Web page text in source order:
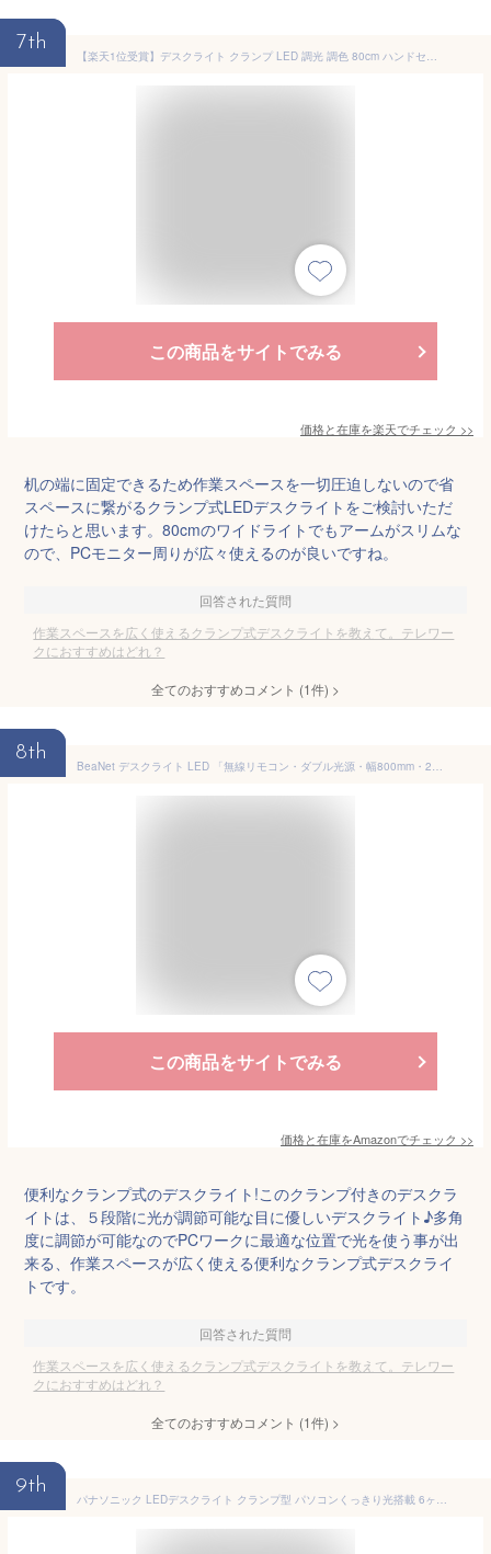
7th
【楽天1位受賞】デスクライト クランプ LED 調光 調色 80cm ハンドセンサー ワイド 学習机 おしゃれ モニターライト 電気スタンド LEDライト 卓上ライト クランプ式 センサーでオンオフ 暖色 コンセント 広範囲点灯 子供 読書 勉強
この商品をサイトでみる
価格と在庫を楽天でチェック >>
机の端に固定できるため作業スペースを一切圧迫しないので省
スペースに繋がるクランプ式LEDデスクライトをご検討いただ
けたらと思います。80cmのワイドライトでもアームがスリムな
ので、PCモニター周りが広々使えるのが良いですね。
回答された質問
作業スペースを広く使えるクランプ式デスクライトを教えて。テレワー
クにおすすめはどれ？
全てのおすすめコメント (1件) >
8th
BeaNet デスクライト LED 「無線リモコン・ダブル光源・幅800mm・24W・2000Lx」 5段階調光調色 電気スタンド クランプ「PSE認証済」 幅広 スタンドライト 多角度調節 卓上ライト 目に優しい 読書/勉強/仕事 ホワイト BNT-DEL07（T型 ・Pro版）
この商品をサイトでみる
価格と在庫をAmazonでチェック >>
便利なクランプ式のデスクライト!このクランプ付きのデスクラ
イトは、５段階に光が調節可能な目に優しいデスクライト♪多角
度に調節が可能なのでPCワークに最適な位置で光を使う事が出
来る、作業スペースが広く使える便利なクランプ式デスクライ
トです。
回答された質問
作業スペースを広く使えるクランプ式デスクライトを教えて。テレワー
クにおすすめはどれ？
全てのおすすめコメント (1件) >
9th
パナソニック LEDデスクライト クランプ型 パソコンくっきり光搭載 6ヶ所可動 器具光束550ルーメン JIS:A形相当 ホワイト仕上 SQ-LC470-W